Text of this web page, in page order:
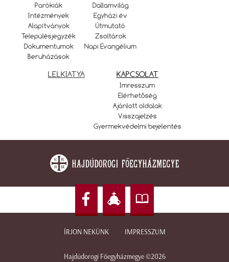
Parókiák
Intézmények
Alapítványok
Településjegyzék
Dokumentumok
Beruházások
Dallamvilág
Egyházi év
Útmutató
Zsoltárok
Napi Evangélium
LELKIATYA KAPCSOLAT
Imresszum
Elérhetőség
Ajánlott oldalak
Visszajelzés
Gyermekvédelmi bejelentés
ÍRJON NEKÜNK IMPRESSZUM
Hajdúdorogi Főegyházmegye ©2026